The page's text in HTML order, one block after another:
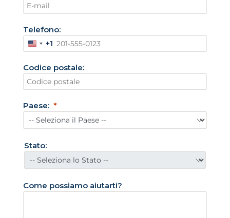
Telefono:
S
a
t
U
n
t
i
1
+1
Codice postale:
Paese:
Stato:
Come possiamo aiutarti?